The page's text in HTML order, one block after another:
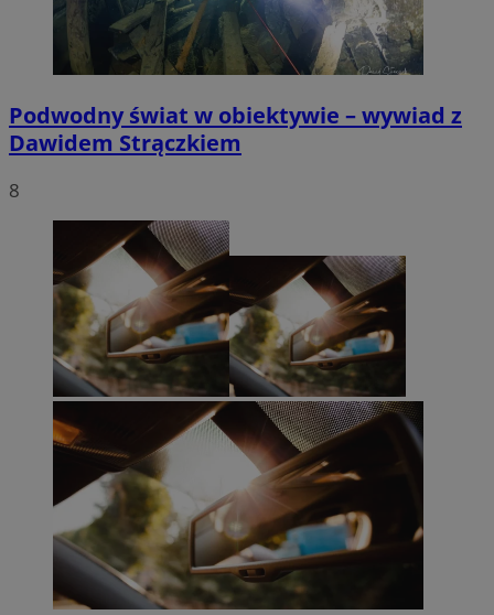
Podwodny świat w obiektywie – wywiad z
Dawidem Strączkiem
8